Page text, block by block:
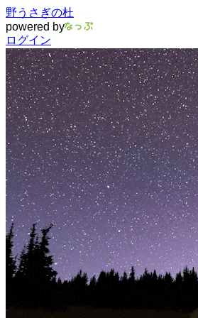
野うさぎの杜
powered by
ログイン